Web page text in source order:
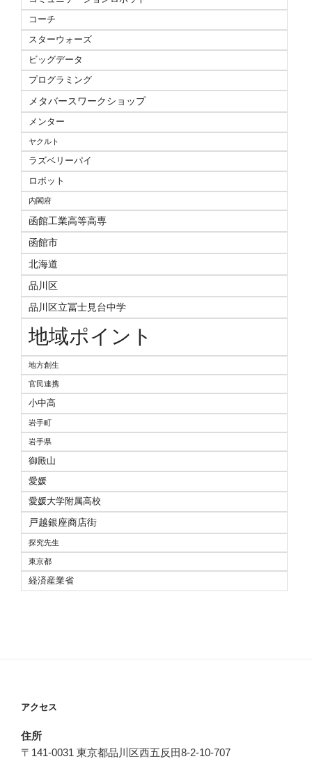
コーチ
スターウォーズ
ビッグデータ
プログラミング
メタバースワークショップ
メンター
ヤクルト
ラズベリーパイ
ロボット
内閣府
函館工業高等高専
函館市
北海道
品川区
品川区立冨士見台中学
地域ポイント
地方創生
官民連携
小中高
岩手町
岩手県
御殿山
愛媛
愛媛大学附属高校
戸越銀座商店街
探究先生
東京都
経済産業省
アクセス
住所
〒141-0031 東京都品川区西五反田8-2-10-707